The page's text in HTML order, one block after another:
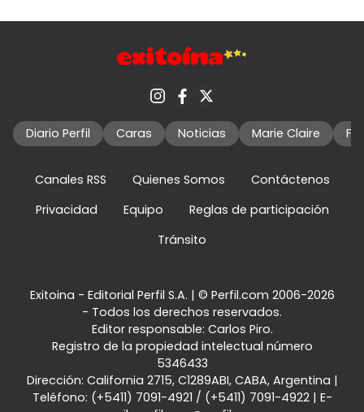
Diario Perfil Caras Noticias Marie Claire
Canales RSS Quienes Somos
Contáctenos
Privacidad
Equipo
Reglas de participación
Tránsito
Exitoina - Editorial Perfil S.A. | © Perfil.com 2006-2026
- Todos los derechos reservados.
Editor responsable: Carlos Piro.
Registro de la propiedad intelectual número
5346433
Dirección: California 2715, C1289ABI, CABA, Argentina |
Teléfono: (+5411) 7091-4921 / (+5411) 7091-4922| E-